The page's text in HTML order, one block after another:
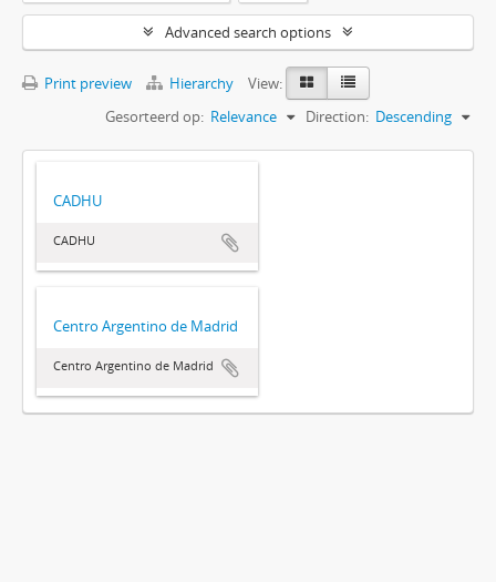
Advanced search options
Print preview Hierarchy
View:
Gesorteerd op: Relevance Direction: Descending
CADHU
CADHU
Centro Argentino de Madrid
Centro Argentino de Madrid